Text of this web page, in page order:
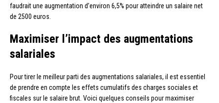
faudrait une augmentation d’environ 6,5% pour atteindre un salaire net
de 2500 euros.
Maximiser l’impact des augmentations
salariales
Pour tirer le meilleur parti des augmentations salariales, il est essentiel
de prendre en compte les effets cumulatifs des charges sociales et
fiscales sur le salaire brut. Voici quelques conseils pour maximiser